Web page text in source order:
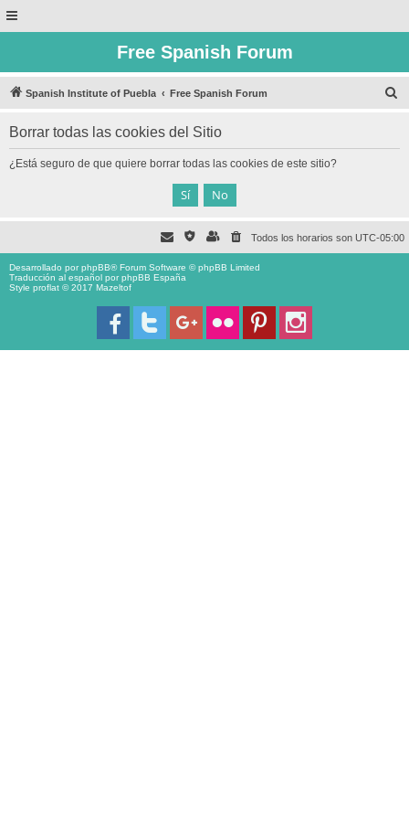
Free Spanish Forum
Spanish Institute of Puebla Free Spanish Forum
Borrar todas las cookies del Sitio
¿Está seguro de que quiere borrar todas las cookies de este sitio?
Todos los horarios son UTC-05:00
Desarrollado porphpBB® Forum Software © phpBB Limited
Traducción al español porphpBB España
Style proflat © 2017 Mazeltof